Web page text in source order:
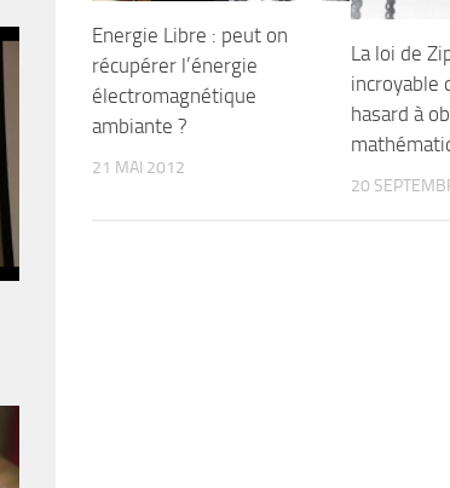
Energie Libre : peut on
récupérer l’énergie
électromagnétique
ambiante ?
21 MAI 2012
La loi de
incroyable
hasard à
20